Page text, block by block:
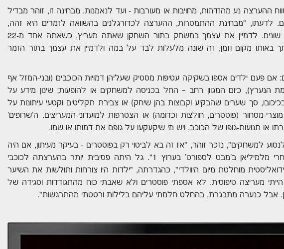
ההערצה נע מהזדהות, מחויבות או מעורבות - ועד לנאמנות. מבחינה זו, זוהר מבדיל
לדעתו, "מבחינת ההתמסרות, ההערצה לכדורגלנים בהשוואה לזמרים היא זהה,
אבל ביטויי ההזדהות שונים. לדמיין את עצמך במשחק בתור השחקן שאתה מעריץ, כשאתה אחד מ-22
באותו מקום וזמן, זה שונה מלעלות לבד על במה ולדמיין את עצמך בתור הזמר
אם פעם ילדים אספו בשקיקה עטיפות מסטיק שעליהן דמויות הכוכבים (ובני-המזל אף
הנערץ), כיום המגוון רחב – החל בכניסה למשחקים או להופעות; שינון מידע על
סך שערים שהבקיע וקבוצות בהן שיחק) או צבירת תקליטים וקטעי עיתונות על
מסחור (פוסטרים, חולצות וכדומה) או הצטרפות למועדוני-המעריצים. ה'שרופים'
או תנועות-גופו של הכוכב, ויש מי שיקעקעו על גופם את דמותו או שמו.
למשחקים", נזכר זוהר, "אז זה בא לביטוי רק בפוסטרים - בעיקר מעיתון, אם היה
בנמצא - ובמעקב אחרי מלמיליאן ב'מבט לספורט' בערוץ 1". גל היתה פסיבית יותר בהערצתה לכוכבי
מוחלטת מיום היוולדי", כהגדרתה, "ילדות היו צורחות ותולשות את השיער
מעריצה טיפוסית. לא אספתי פוסטרים ולא שאבתי כוח מהתגודדות וסגידה של
אבל כנערה מתבגרת, בהחלט חלמתי עליהם בלילות ורטטתי מהתרגשות".